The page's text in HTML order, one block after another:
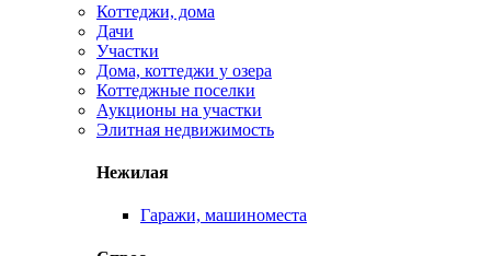
Коттеджи, дома
Дачи
Участки
Дома, коттеджи у озера
Коттеджные поселки
Аукционы на участки
Элитная недвижимость
Нежилая
Гаражи, машиноместа